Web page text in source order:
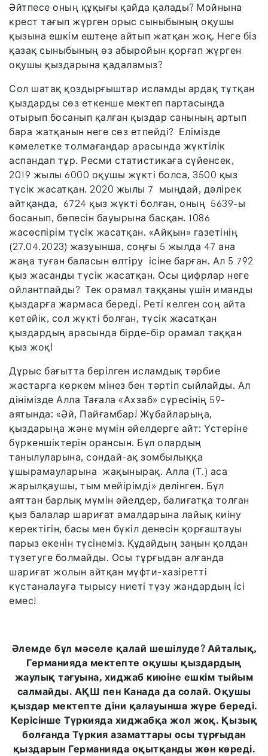
Әйтпесе оның құқығы қайда қалады? Мойнына
крест тағып жүрген орыс сыныбының оқушы
қызына ешкім ештеңе айтып жатқан жоқ. Неге біз
қазақ сыныбының өз абыройын қорғап жүрген
оқушы қыздарына қадаламыз?
Сол шатақ қоздырғыштар исламды ардақ тұтқан
қыздарды сөз еткенше мектеп партасында
отырып босанып қалған қыздар санының артып
бара жатқанын неге сөз етпейді? Елімізде
кәмелетке толмағандар арасында жүктілік
аспандап тұр. Ресми статистикаға сүйенсек,
2019 жылы 6000 оқушы жүкті болса, 3500 қыз
түсік жасатқан. 2020 жылы 7 мыңдай, дәлірек
айтқанда, 6724 қыз жүкті болған, оның 5639-ы
босанып, бөпесін бауырына басқан. 1086
жасөспірім түсік жасатқан. «Айқын» газетінің
(27.04.2023) жазуынша, соңғы 5 жылда 47 ана
жаңа туған баласын өлтіру ісіне барған. Ал 5 792
қыз жасанды түсік жасатқан. Осы цифрлар неге
ойлантпайды? Тек орамал таққаны үшін иманды
қыздарға жармаса береді. Реті келген соң айта
кетейік, сол жүкті болған, түсік жасатқан
қыздардың арасында бірде-бір орамал таққан
қыз жоқ!
Дұрыс бағытта берілген исламдық тәрбие
жастарға көркем мінез бен тәртіп сыйлайды. Ал
дінімізде Алла Тағала «Ахзаб» сүресінің 59-
аятында: «Әй, Пайғамбар! Жұбайларыңа,
қыздарыңа және мүмін әйелдерге айт: Үстеріне
бүркеншіктерін орансын. Бұл олардың
танылуларына, сондай-ақ зомбылыққа
ұшырамауларына жақынырақ. Алла (Т.) аса
жарылқаушы, тым мейірімді» делінген. Бұл
аяттан барлық мүмін әйелдер, балиғатқа толған
қыз балалар шариғат амалдарына лайық киіну
керектігін, басы мен бүкіл денесін қорғаштауы
парыз екенін түсінеміз. Құдайдың заңын қолдан
түзетуге болмайды. Осы тұрғыдан алғанда
шариғат жолын айтқан мүфти-хазіретті
күстаналауға тырысу ниеті түзу жандардың ісі
емес!
Әлемде бұл мәселе қалай шешілуде? Айталық,
Германияда мектепте оқушы қыздардың
жаулық тағуына, хиджаб киюіне ешкім тыйым
салмайды. АҚШ пен Канада да солай. Оқушы
қыздар мектепте діни қалауынша жүре береді.
Керісінше Түркияда хиджабқа жол жоқ. Қызық
болғанда Түркия азаматтары осы тұрғыдан
қыздарын Германияда оқытқанды жөн көреді.